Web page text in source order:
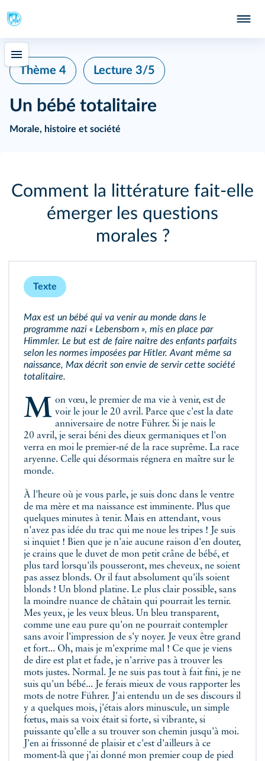
Thème 4 Lecture 3/5
Un bébé totalitaire
Morale, histoire et société
Comment la littérature fait‑elle
émerger les questions
morales ?
Texte
Max est un bébé qui va venir au monde dans le
programme nazi « Lebensborn », mis en place par
Himmler. Le but est de faire naitre des enfants parfaits
selon les normes imposées par Hitler. Avant même sa
naissance, Max décrit son envie de servir cette société
totalitaire.
Mon vœu, le premier de ma vie à venir, est de voir le jour le 20 avril. Parce que c'est la date
anniversaire de notre Führer. Si je nais le
20 avril, je serai béni des dieux germaniques et l'on
verra en moi le premier‑né de la race suprême. La race
aryenne. Celle qui désormais régnera en maître sur le
monde.
À l'heure où je vous parle, je suis donc dans le ventre
de ma mère et ma naissance est imminente. Plus que
quelques minutes à tenir. Mais en attendant, vous
n'avez pas idée du trac qui me noue les tripes ! Je suis
si inquiet ! Bien que je n'aie aucune raison d'en douter,
je crains que le duvet de mon petit crâne de bébé, et
plus tard lorsqu'ils pousseront, mes cheveux, ne soient
pas assez blonds. Or il faut absolument qu'ils soient
blonds ! Un blond platine. Le plus clair possible, sans
la moindre nuance de châtain qui pourrait les ternir.
Mes yeux, je les veux bleus. Un bleu transparent,
comme une eau pure qu'on ne pourrait contempler
sans avoir l'impression de s'y noyer. Je veux être grand
et fort... Oh, mais je m'exprime mal ! Ce que je viens
de dire est plat et fade, je n'arrive pas à trouver les
mots justes. Normal. Je ne suis pas tout à fait fini, je ne
suis qu'un bébé... Je ferais mieux de vous rapporter les
mots de notre Führer. J'ai entendu un de ses discours il
y a quelques mois, j'étais alors minuscule, un simple
fœtus, mais sa voix était si forte, si vibrante, si
puissante qu'elle a su trouver son chemin jusqu'à moi.
J'en ai frissonné de plaisir et c'est d'ailleurs à ce
moment‑là que j'ai donné mon premier coup de pied